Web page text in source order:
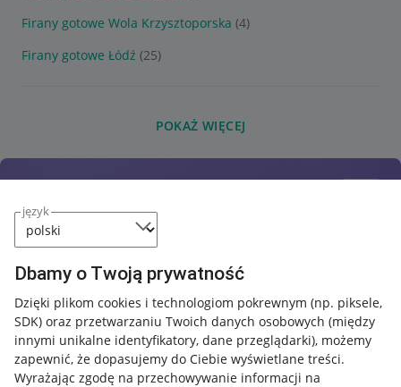
język
Dbamy o Twoją prywatność
Dzięki plikom cookies i technologiom pokrewnym (np. piksele,
SDK) oraz przetwarzaniu Twoich danych osobowych (między
innymi unikalne identyfikatory, dane przeglądarki), możemy
zapewnić, że dopasujemy do Ciebie wyświetlane treści.
Wyrażając zgodę na przechowywanie informacji na
Firany gotowe Wola Krzysztoporska (4)
Firany gotowe Łódź (25)
POKAŻ WIĘCEJ